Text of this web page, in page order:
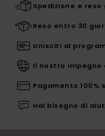
Spedizione e
Reso entro 30
Unisciti al
Il nostro impegno
Pagamento 100%
Hai bisogno di